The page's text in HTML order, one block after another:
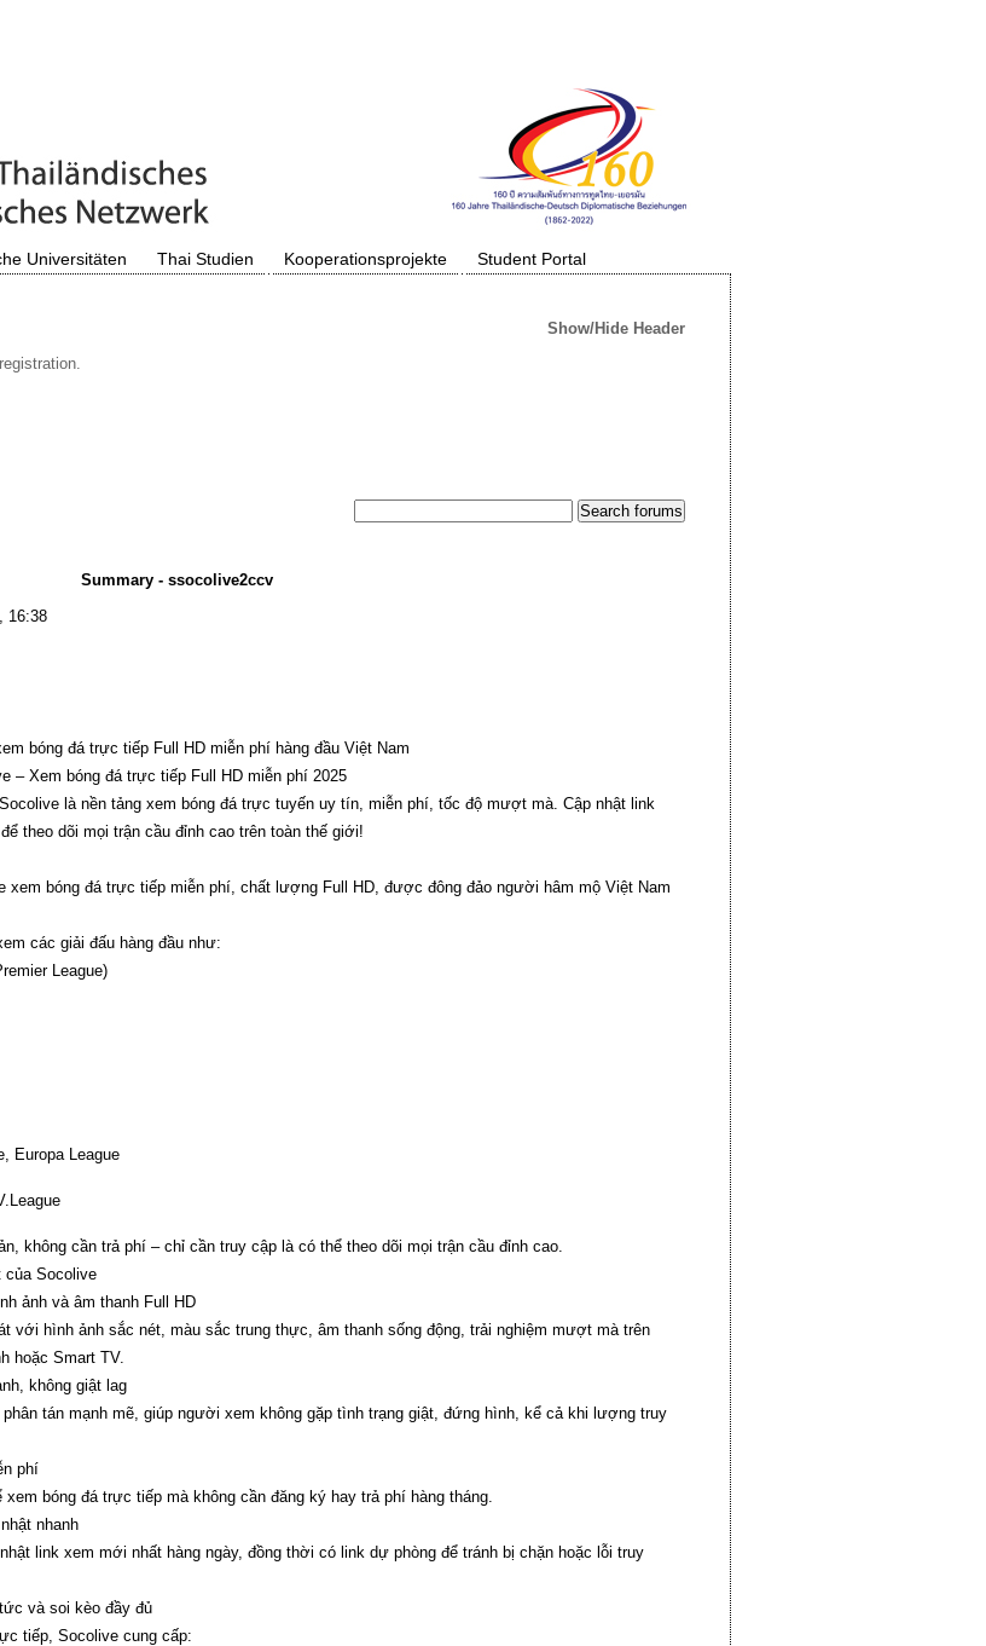
Universitäten Thai Studien Kooperationsprojekte Student Portal
Show/Hide Header
registration.
Summary - ssocolive2ccv
16:38
bóng đá trực tiếp Full HD miễn phí hàng đầu Việt Nam
– Xem bóng đá trực tiếp Full HD miễn phí 2025
là nền tảng xem bóng đá trực tuyến uy tín, miễn phí, tốc độ mượt mà. Cập nhật link
theo dõi mọi trận cầu đỉnh cao trên toàn thế giới!
xem bóng đá trực tiếp miễn phí, chất lượng Full HD, được đông đảo người hâm mộ Việt Nam
các giải đấu hàng đầu như:
League)
Europa League
không cần trả phí – chỉ cần truy cập là có thể theo dõi mọi trận cầu đỉnh cao.
của Socolive
ảnh và âm thanh Full HD
với hình ảnh sắc nét, màu sắc trung thực, âm thanh sống động, trải nghiệm mượt mà trên
hoặc Smart TV.
không giật lag
phân tán mạnh mẽ, giúp người xem không gặp tình trạng giật, đứng hình, kể cả khi lượng truy
phí
xem bóng đá trực tiếp mà không cần đăng ký hay trả phí hàng tháng.
nhanh
link xem mới nhất hàng ngày, đồng thời có link dự phòng để tránh bị chặn hoặc lỗi truy
và soi kèo đầy đủ
tiếp, Socolive cung cấp: